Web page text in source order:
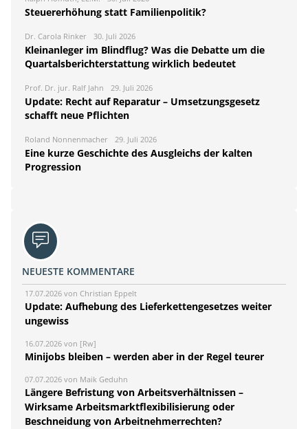
Steuererhöhung statt Familienpolitik?
Dr. Carola Rinker 30. Juli 2026
Kleinanleger im Blindflug? Was die Debatte um die
Quartalsberichterstattung wirklich bedeutet
Prof. Dr. jur. Ralf Jahn 29. Juli 2026
Update: Recht auf Reparatur – Umsetzungsgesetz
schafft neue Pflichten
Roland Nonnenmacher 29. Juli 2026
Eine kurze Geschichte des Ausgleichs der kalten
Progression
NEUESTE KOMMENTARE
17.07.2026 von Christian Eppelt
Update: Aufhebung des Lieferkettengesetzes weiter
ungewiss
16.07.2026 von [Rw]
Minijobs bleiben – werden aber in der Regel teurer
07.07.2026 von Maik Geduhn
Längere Befristung von Arbeitsverhältnissen –
Wirksame Arbeitsmarktflexibilisierung oder
Beschneidung von Arbeitnehmerrechten?